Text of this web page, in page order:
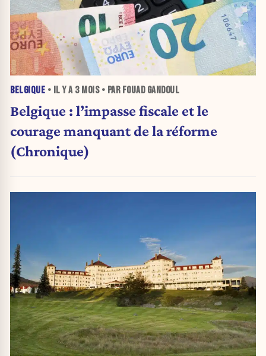
BELGIQUE • IL Y A 3 MOIS• PAR FOUAD GANDOUL
Belgique : l’impasse fiscale et le
courage manquant de la réforme
(Chronique)